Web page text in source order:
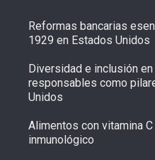
Reformas bancarias
1929 en Estados Unidos
Diversidad e inclusión
responsables como
Unidos
Alimentos con vitamina
inmunológico